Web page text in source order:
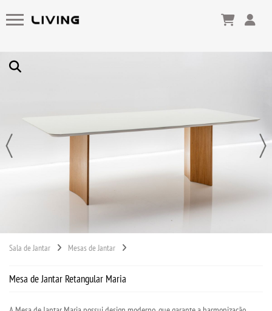
Sala de Jantar Mesas de Jantar
Mesa de Jantar Retangular Maria